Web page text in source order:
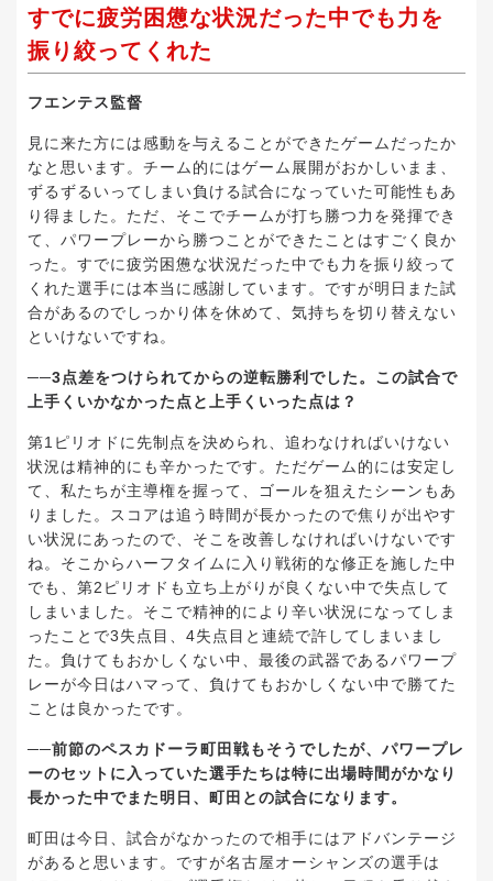
すでに疲労困憊な状況だった中でも力を
振り絞ってくれた
フエンテス監督
見に来た方には感動を与えることができたゲームだったか
なと思います。チーム的にはゲーム展開がおかしいまま、
ずるずるいってしまい負ける試合になっていた可能性もあ
り得ました。ただ、そこでチームが打ち勝つ力を発揮でき
て、パワープレーから勝つことができたことはすごく良か
った。すでに疲労困憊な状況だった中でも力を振り絞って
くれた選手には本当に感謝しています。ですが明日また試
合があるのでしっかり体を休めて、気持ちを切り替えない
といけないですね。
──3点差をつけられてからの逆転勝利でした。この試合で
上手くいかなかった点と上手くいった点は？
第1ピリオドに先制点を決められ、追わなければいけない
状況は精神的にも辛かったです。ただゲーム的には安定し
て、私たちが主導権を握って、ゴールを狙えたシーンもあ
りました。スコアは追う時間が長かったので焦りが出やす
い状況にあったので、そこを改善しなければいけないです
ね。そこからハーフタイムに入り戦術的な修正を施した中
でも、第2ピリオドも立ち上がりが良くない中で失点して
しまいました。そこで精神的により辛い状況になってしま
ったことで3失点目、4失点目と連続で許してしまいまし
た。負けてもおかしくない中、最後の武器であるパワープ
レーが今日はハマって、負けてもおかしくない中で勝てた
ことは良かったです。
──前節のペスカドーラ町田戦もそうでしたが、パワープレ
ーのセットに入っていた選手たちは特に出場時間がかなり
長かった中でまた明日、町田との試合になります。
町田は今日、試合がなかったので相手にはアドバンテージ
があると思います。ですが名古屋オーシャンズの選手は